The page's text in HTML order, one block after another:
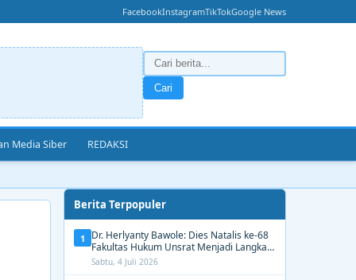
FacebookInstagramTikTokGoogle News
Cari
Media Siber REDAKSI
Berita Terpopuler
1
Dr. Herlyanty Bawole: Dies Natalis ke-68
Fakultas Hukum Unsrat Menjadi Langkah
Nyata Membangun Generasi Hukum
Berdampak
Sabtu, 4 Juli 2026